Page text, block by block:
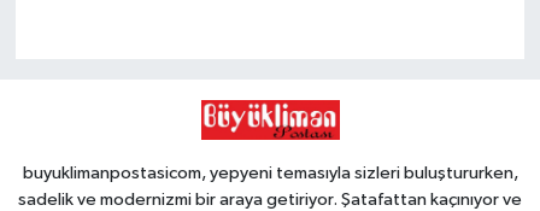
buyuklimanpostasicom, yepyeni temasıyla sizleri buluştururken,
sadelik ve modernizmi bir araya getiriyor. Şatafattan kaçınıyor ve